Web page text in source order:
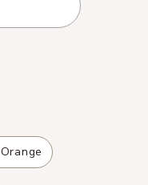
Orange